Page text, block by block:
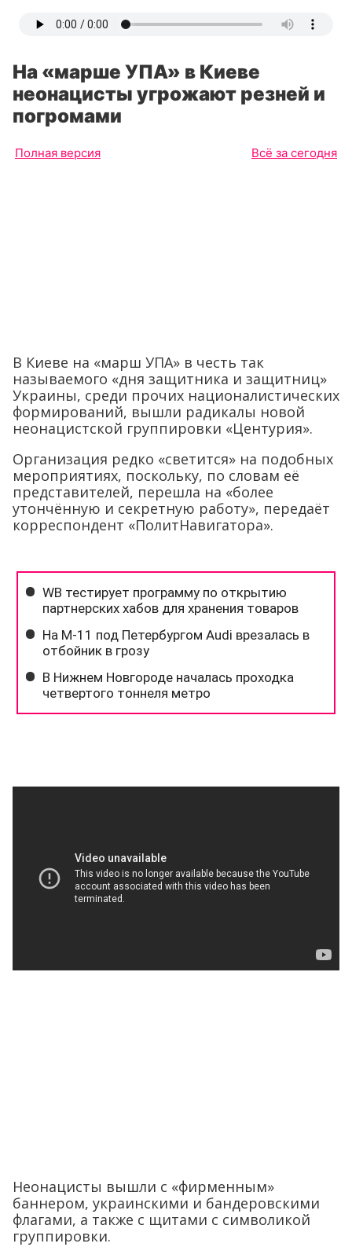
На «марше УПА» в Киеве
неонацисты угрожают резней и
погромами
Полная версия Всё за сегодня
В Киеве на «марш УПА» в честь так
называемого «дня защитника и защитниц»
Украины, среди прочих националистических
формирований, вышли радикалы новой
неонацистской группировки «Центурия».
Организация редко «светится» на подобных
мероприятиях, поскольку, по словам её
представителей, перешла на «более
утончённую и секретную работу», передаёт
корреспондент «ПолитНавигатора».
Неонацисты вышли с «фирменным»
баннером, украинскими и бандеровскими
флагами, а также с щитами с символикой
группировки.